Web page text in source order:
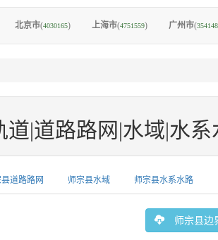
北京市(4030165) 上海市(4751559) 广州市(
|道路路网|水域|水系
道路路网 师宗县水域 师宗县水系水路
师宗县边